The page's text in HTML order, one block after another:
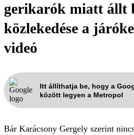
gerikarók miatt állt
közlekedése a
videó
Itt állíthatja be, hogy a
között legyen a Metropol
Bár Karácsony Gergely szerint